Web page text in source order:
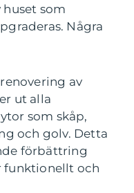
som
Några
av
ut alla
som skåp,
och golv. Detta
förbättring
funktionellt och